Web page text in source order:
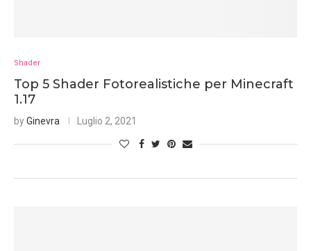
Shader
Top 5 Shader Fotorealistiche per Minecraft
1.17
byGinevra Luglio 2, 2021